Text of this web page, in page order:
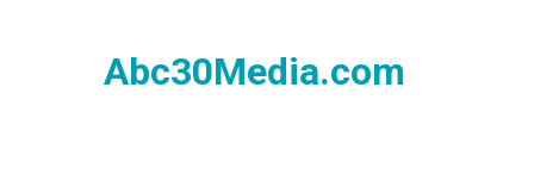
Abc30Media.com